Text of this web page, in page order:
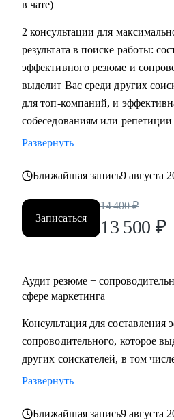
в чате)
2 консультации для
результата в поиске работы:
эффективного резюме и
выделит Вас среди других
для топ-компаний, и
собеседованиям или
Развернуть
Ближайшая запись9 августа
Записаться
14 400 ₽
13 500 ₽
Аудит резюме +
сфере маркетинга
Консультация для
сопроводительного, которое
других соискателей, в том
Развернуть
Ближайшая запись9 августа